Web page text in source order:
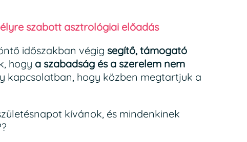
szabott asztrológiai előadás
időszakban végig segítő, támogató
hogy a szabadság és a szerelem nem
kapcsolatban, hogy közben megtartjuk a
kívánok, és mindenkinek